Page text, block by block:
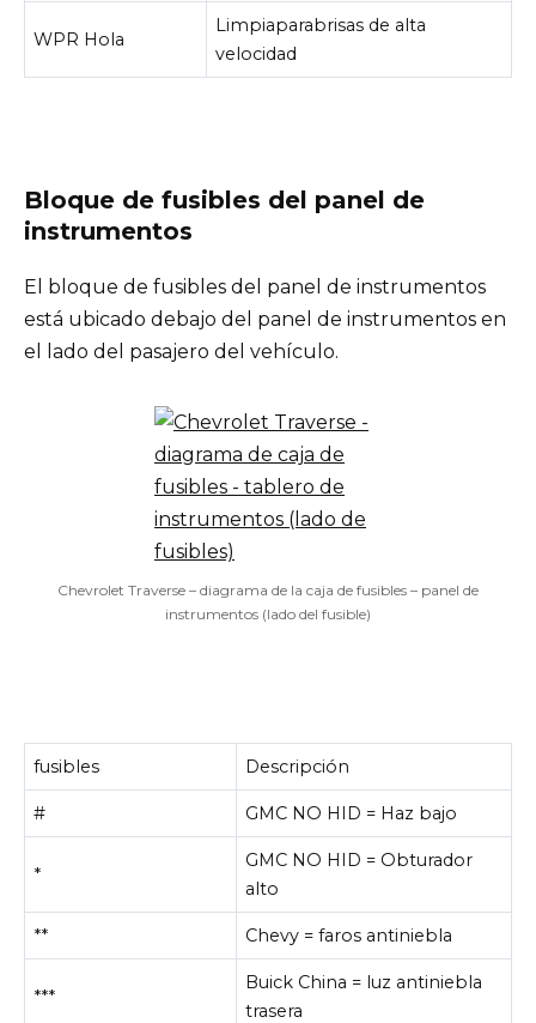
WPR Hola
Limpiaparabrisas de alta
velocidad
Bloque de fusibles del panel de
instrumentos
El bloque de fusibles del panel de instrumentos
está ubicado debajo del panel de instrumentos en
el lado del pasajero del vehículo.
Chevrolet Traverse – diagrama de la caja de fusibles – panel de
instrumentos (lado del fusible)
fusibles Descripción
# GMC NO HID = Haz bajo
*
GMC NO HID = Obturador
alto
** Chevy = faros antiniebla
***
Buick China = luz antiniebla
trasera